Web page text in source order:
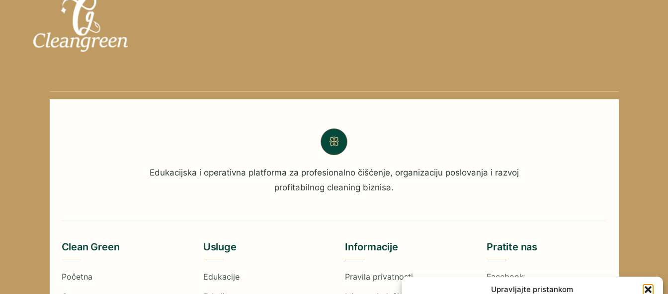
Upravljajte pristankom
ꕥ
Edukacijska i operativna platforma za profesionalno čišćenje, organizaciju poslovanja i razvoj
profitabilnog cleaning biznisa.
Clean Green
Početna
Usluge
Edukacije
Informacije
Pravila privatnosti
Pratite nas
Facebook